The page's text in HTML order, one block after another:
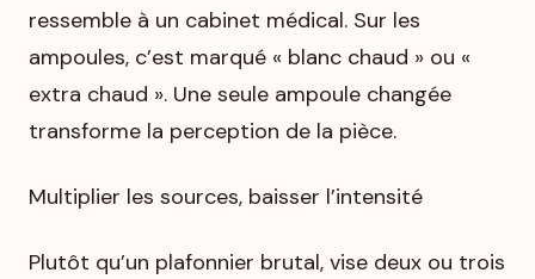
ressemble à un cabinet médical. Sur les
ampoules, c’est marqué « blanc chaud » ou «
extra chaud ». Une seule ampoule changée
transforme la perception de la pièce.
Multiplier les sources, baisser l’intensité
Plutôt qu’un plafonnier brutal, vise deux ou trois